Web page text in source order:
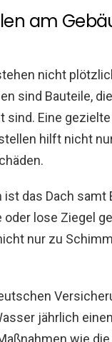
am
nicht
sind Bauteile,
Eine
hilft nicht
ist das Dach
oder lose Ziegel
nur zu
jährlich